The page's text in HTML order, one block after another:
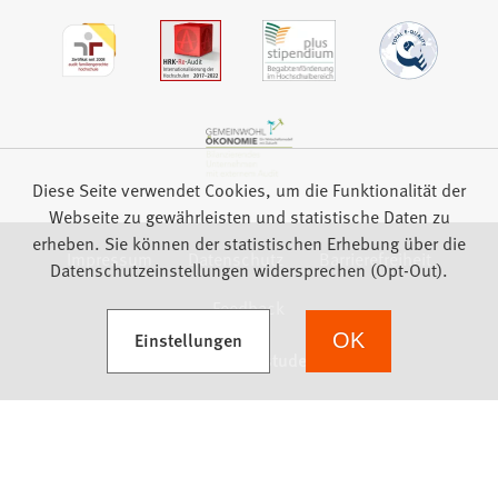
Impressum Datenschutz
Barrierefreiheit
Feedback
Diese Seite verwendet Cookies, um die Funktionalität der
Webseite zu gewährleisten und statistische Daten zu
erheben. Sie können der statistischen Erhebung über die
Datenschutzeinstellungen widersprechen (Opt-Out).
Einstellungen
(Öffnet in einem neuen Tab) OK